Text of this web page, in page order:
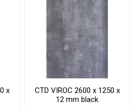
x
CTD VIROC 2600 x 1250 x
12 mm black